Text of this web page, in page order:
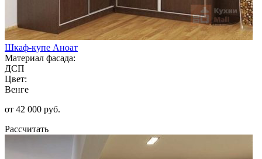
Шкаф-купе Аноат
Материал фасада:
ДСП
Цвет:
Венге
от 42 000 руб.
Рассчитать